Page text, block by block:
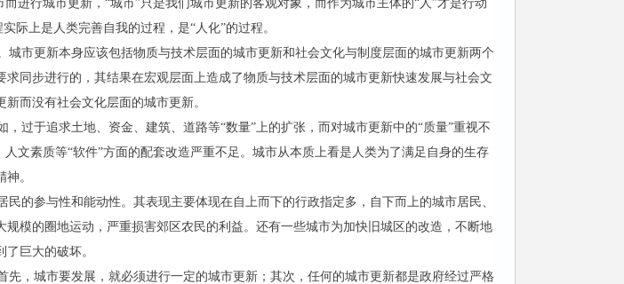
进行城市更新，“城市”只是我们城市更新的客观对象，而作为城市主体的“人”才是行动
际上是人类完善自我的过程，是“人化”的过程。
市更新本身应该包括物质与技术层面的城市更新和社会文化与制度层面的城市更新两个
同步进行的，其结果在宏观层面上造成了物质与技术层面的城市更新快速发展与社会文
而没有社会文化层面的城市更新。
过于追求土地、资金、建筑、道路等“数量”上的扩张，而对城市更新中的“质量”重视不
文素质等“软件”方面的配套改造严重不足。城市从本质上看是人类为了满足自身的生存
。
的参与性和能动性。其表现主要体现在自上而下的行政指定多，自下而上的城市居民、
模的圈地运动，严重损害郊区农民的利益。还有一些城市为加快旧城区的改造，不断地
巨大的破坏。
，城市要发展，就必须进行一定的城市更新；其次，任何的城市更新都是政府经过严格